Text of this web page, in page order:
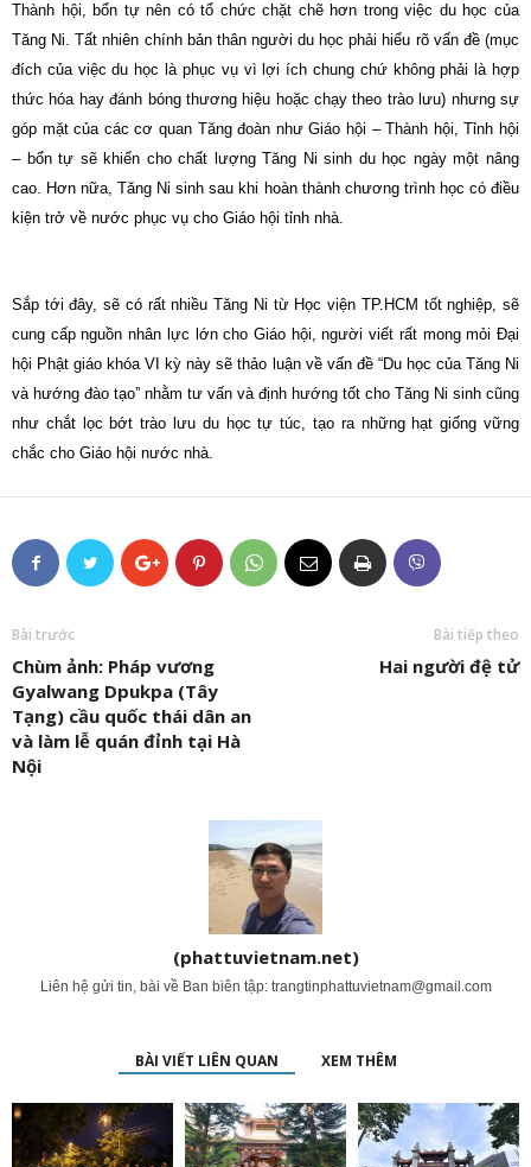
Thành hội, bổn tự nên có tổ chức chặt chẽ hơn trong việc du học của
Tăng Ni. Tất nhiên chính bản thân người du học phải hiểu rõ vấn đề (mục
đích của việc du học là phục vụ vì lợi ích chung chứ không phải là hợp
thức hóa hay đánh bóng thương hiệu hoặc chạy theo trào lưu) nhưng sự
góp mặt của các cơ quan Tăng đoàn như Giáo hội – Thành hội, Tỉnh hội
– bổn tự sẽ khiến cho chất lượng Tăng Ni sinh du học ngày một nâng
cao. Hơn nữa, Tăng Ni sinh sau khi hoàn thành chương trình học có điều
kiện trở về nước phục vụ cho Giáo hội tỉnh nhà.
Sắp tới đây, sẽ có rất nhiều Tăng Ni từ Học viện TP.HCM tốt nghiệp, sẽ
cung cấp nguồn nhân lực lớn cho Giáo hội, người viết rất mong mỏi Đại
hội Phật giáo khóa VI kỳ này sẽ thảo luận về vấn đề “Du học của Tăng Ni
và hướng đào tạo” nhằm tư vấn và định hướng tốt cho Tăng Ni sinh cũng
như chắt lọc bớt trào lưu du học tự túc, tạo ra những hạt giống vững
chắc cho Giáo hội nước nhà.
Bài trước
Chùm ảnh: Pháp vương
Gyalwang Dpukpa (Tây
Tạng) cầu quốc thái dân an
và làm lễ quán đỉnh tại Hà
Nội
Bài tiếp theo
Hai người đệ tử
(phattuvietnam.net)
Liên hệ gửi tin, bài về Ban biên tập: trangtinphattuvietnam@gmail.com
BÀI VIẾT LIÊN QUAN XEM THÊM